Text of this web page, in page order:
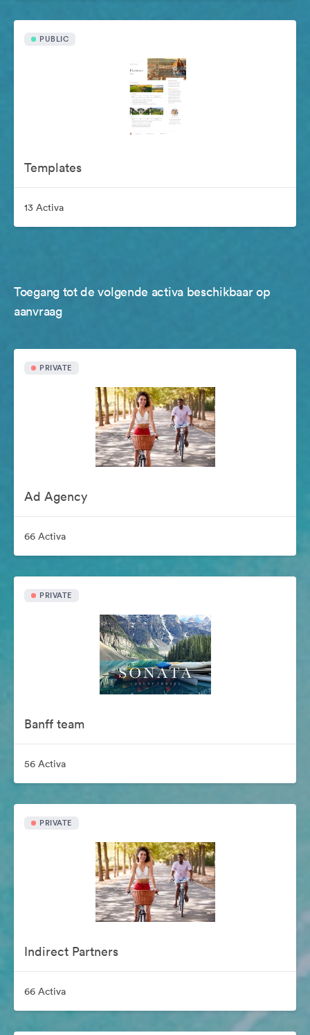
PUBLIC
Templates
13 Activa
Toegang tot de volgende activa beschikbaar op
aanvraag
PRIVATE
Ad Agency
66 Activa
PRIVATE
Banff team
56 Activa
PRIVATE
Indirect Partners
66 Activa